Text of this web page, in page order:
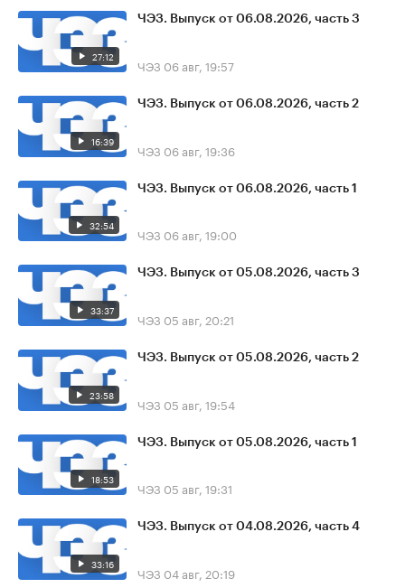
27:12
ЧЭЗ. Выпуск от 06.08.2026, часть 3
ЧЭЗ 06 авг, 19:57
16:39
ЧЭЗ. Выпуск от 06.08.2026, часть 2
ЧЭЗ 06 авг, 19:36
32:54
ЧЭЗ. Выпуск от 06.08.2026, часть 1
ЧЭЗ 06 авг, 19:00
33:37
ЧЭЗ. Выпуск от 05.08.2026, часть 3
ЧЭЗ 05 авг, 20:21
23:58
ЧЭЗ. Выпуск от 05.08.2026, часть 2
ЧЭЗ 05 авг, 19:54
18:53
ЧЭЗ. Выпуск от 05.08.2026, часть 1
ЧЭЗ 05 авг, 19:31
33:16
ЧЭЗ. Выпуск от 04.08.2026, часть 4
ЧЭЗ 04 авг, 20:19